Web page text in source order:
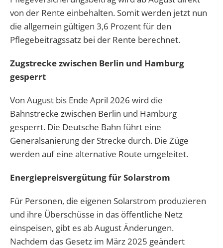
von der Rente einbehalten. Somit werden jetzt nun
die allgemein gültigen 3,6 Prozent für den
Pflegebeitragssatz bei der Rente berechnet.
Zugstrecke zwischen Berlin und Hamburg
gesperrt
Von August bis Ende April 2026 wird die
Bahnstrecke zwischen Berlin und Hamburg
gesperrt. Die Deutsche Bahn führt eine
Generalsanierung der Strecke durch. Die Züge
werden auf eine alternative Route umgeleitet.
Energiepreisvergütung für Solarstrom
Für Personen, die eigenen Solarstrom produzieren
und ihre Überschüsse in das öffentliche Netz
einspeisen, gibt es ab August Änderungen.
Nachdem das Gesetz im März 2025 geändert